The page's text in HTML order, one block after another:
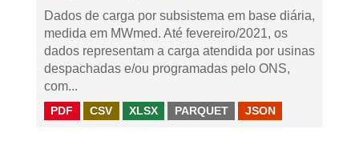
Dados de carga por subsistema em base diária,
medida em MWmed. Até fevereiro/2021, os
dados representam a carga atendida por usinas
despachadas e/ou programadas pelo ONS,
com...
PDF CSV XLSX PARQUET JSON